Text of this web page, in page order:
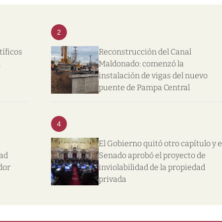
2
Reconstrucción del Canal
Maldonado: comenzó la
instalación de vigas del nuevo
puente de Pampa Central
4
El Gobierno quitó otro capítulo y
Senado aprobó el proyecto de
inviolabilidad de la propiedad
privada